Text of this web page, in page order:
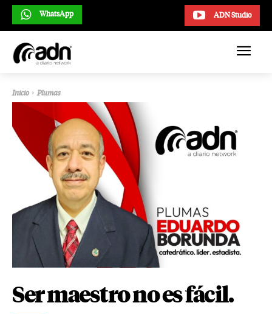
ADN Studio
WhatsApp
Inicio Plumas
Ser maestro no es fácil.